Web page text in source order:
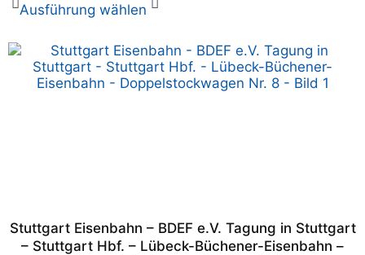
Ausführung wählen
Stuttgart Eisenbahn – BDEF e.V. Tagung in Stuttgart
– Stuttgart Hbf. – Lübeck-Büchener-Eisenbahn –